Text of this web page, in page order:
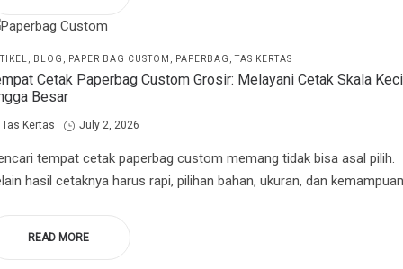
BLOG PAPER BAG CUSTOM PAPERBAG TAS KERTAS
Cetak Paperbag Custom Grosir: Melayani Cetak Skala
Besar
by
Tas Kertas
Posted
July 2, 2026
tempat cetak paperbag custom memang tidak bisa asal pilih.
hasil cetaknya harus rapi, pilihan bahan, ukuran, dan
READ MORE